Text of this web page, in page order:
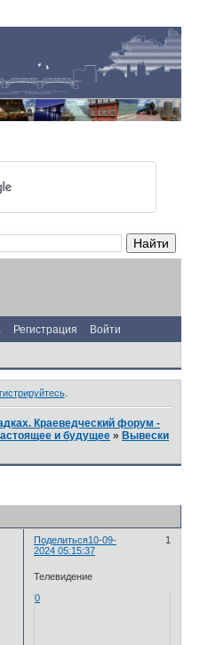
Регистрация Войти
.
Краеведческий форум -
и будущее » Вывески
Поделиться 1
10-09-
2024 05:15:37
Телевидение
0